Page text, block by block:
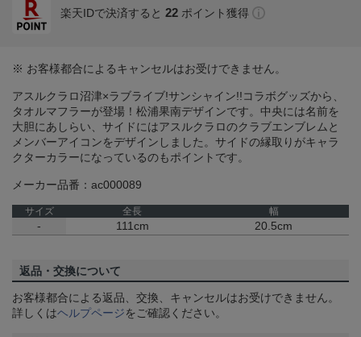
楽天IDで決済すると 22 ポイント獲得
※ お客様都合によるキャンセルはお受けできません。
アスルクラロ沼津×ラブライブ!サンシャイン!!コラボグッズから、
タオルマフラーが登場！松浦果南デザインです。中央には名前を
大胆にあしらい、サイドにはアスルクラロのクラブエンブレムと
メンバーアイコンをデザインしました。サイドの縁取りがキャラ
クターカラーになっているのもポイントです。
メーカー品番：ac000089
サイズ 全長 幅
- 111cm 20.5cm
返品・交換について
お客様都合による返品、交換、キャンセルはお受けできません。
詳しくはヘルプページをご確認ください。